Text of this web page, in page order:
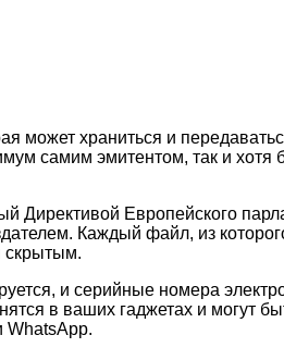
может храниться и
самим эмитентом, так и
Европейского
Каждый файл, из
скрытым.
и серийные номера
в ваших гаджетах и могут
WhatsApp.